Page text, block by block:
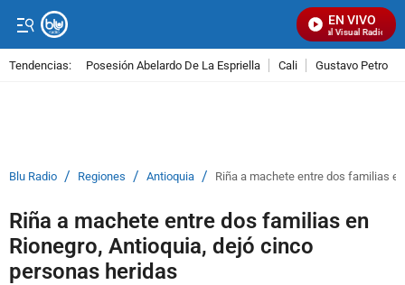
EN VIVO
Señal Visual Radio
Tendencias: Posesión Abelardo De La Espriella Cali Gustavo Petro
Blu Radio / Regiones / Antioquia / Riña a machete entre dos familias
Riña a machete entre dos familias en
Rionegro, Antioquia, dejó cinco
personas heridas